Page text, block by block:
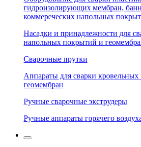
гидроизолирующих мембран,
коммереческих напольных
Насадки и принадлежности для
напольных покрытий и
Сварочные прутки
Аппараты для сварки
геомембран
Ручные сварочные экструдеры
Ручные аппараты горячего